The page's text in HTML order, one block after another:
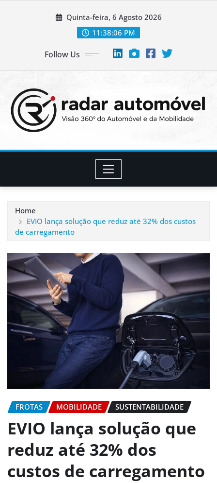
Quinta-feira, 6 Agosto 2026
11:38:07 PM
Follow Us
Home
EVIO lança solução que reduz até 32% dos custos
de carregamento
FROTAS MOBILIDADE SUSTENTABILIDADE
EVIO lança solução que
reduz até 32% dos
custos de carregamento